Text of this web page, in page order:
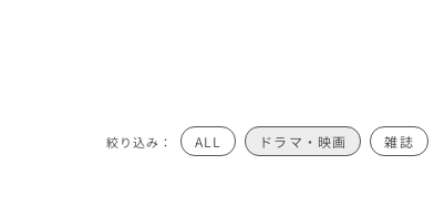
絞り込み： ALL ドラマ・映画 雑誌